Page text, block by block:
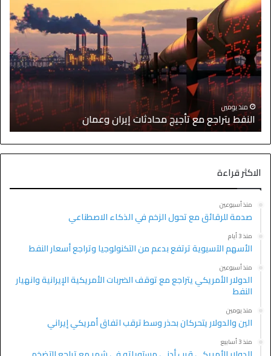
منذ يومين
النفط يتراجع مع تأجيج محادثات إيران وعمان
الاكثر قراءة
منذ أسبوعين
صدمة للرقائق مع تحول الزخم في الذكاء الاصطناعي
منذ 3 أيام
الأسهم الآسيوية ترتفع بدعم من التكنولوجيا وتراجع أسعار النفط
منذ أسبوعين
الدولار الأمريكي يتراجع مع توقف الضربات الأمريكية الإيرانية وانهيار
النفط
منذ يومين
الين والدولار يتحركان بحذر وسط ترقب اتفاق أمريكي إيراني
منذ 3 أسابيع